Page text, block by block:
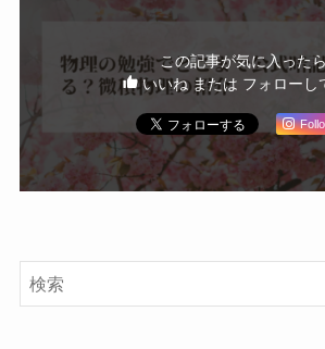
この記事が気に入ったら
いいね または フォローし